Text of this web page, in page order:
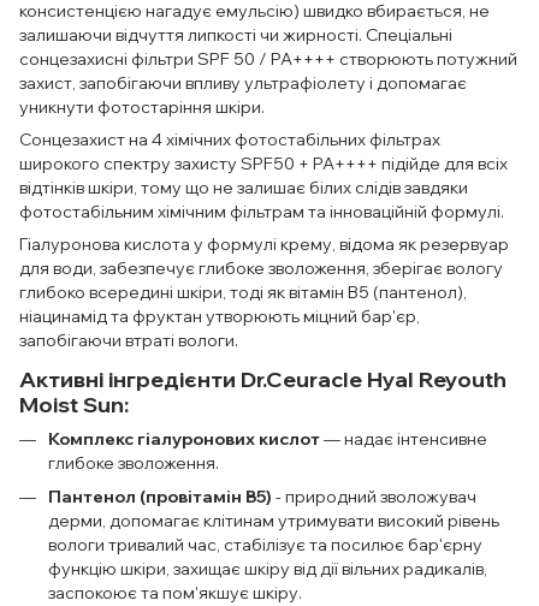
консистенцією нагадує емульсію) швидко вбирається, не
залишаючи відчуття липкості чи жирності. Спеціальні
сонцезахисні фільтри SPF 50 / PA++++ створюють потужний
захист, запобігаючи впливу ультрафіолету і допомагає
уникнути фотостаріння шкіри.
Сонцезахист на 4 хімічних фотостабільних фільтрах
широкого спектру захисту SPF50 + PA++++ підійде для всіх
відтінків шкіри, тому що не залишає білих слідів завдяки
фотостабільним хімічним фільтрам та інноваційній формулі.
Гіалуронова кислота у формулі крему, відома як резервуар
для води, забезпечує глибоке зволоження, зберігає вологу
глибоко всередині шкіри, тоді як вітамін B5 (пантенол),
ніацинамід та фруктан утворюють міцний бар'єр,
запобігаючи втраті вологи.
Активні інгредієнти Dr.Ceuracle Hyal Reyouth
Moist Sun:
Комплекс гіалуронових кислот— надає інтенсивне
глибоке зволоження.
Пантенол (провітамін B5) - природний зволожувач
дерми, допомагає клітинам утримувати високий рівень
вологи тривалий час, стабілізує та посилює бар'єрну
функцію шкіри, захищає шкіру від дії вільних радикалів,
заспокоює та пом'якшує шкіру.